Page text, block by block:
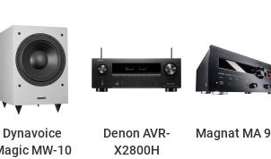
Dynavoice
MW-10
Denon AVR-
X2800H
Magnat MA